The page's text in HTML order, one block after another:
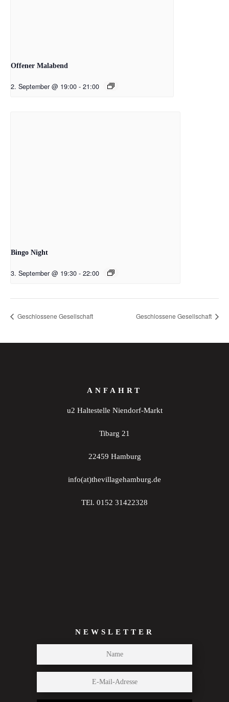
Offener Malabend
2. September @ 19:00 - 21:00
Bingo Night
3. September @ 19:30 - 22:00
Geschlossene Gesellschaft Geschlossene Gesellschaft
ANFAHRT
u2 Haltestelle Niendorf-Markt
Tibarg 21
22459 Hamburg
info(at)thevillagehamburg.de
TEl. 0152 31422328
NEWSLETTER